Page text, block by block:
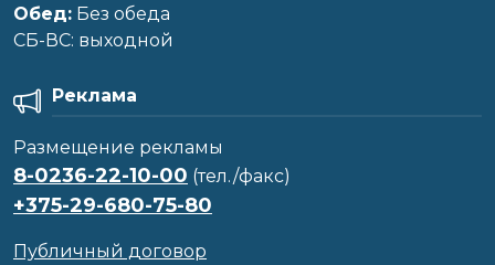
Обед: Без обеда
CБ-ВС: выходной
Реклама
Размещение рекламы
8-0236-22-10-00 (тел./факс)
+375-29-680-75-80
Публичный договор